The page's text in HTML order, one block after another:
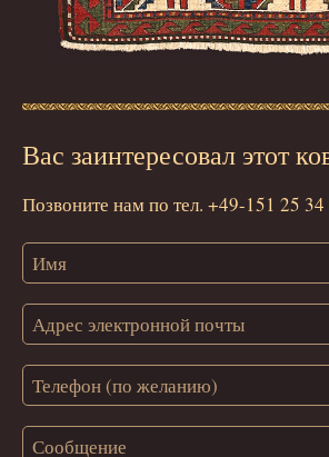
Вас заинтересовал этот
Позвоните нам по тел. +49-151 25